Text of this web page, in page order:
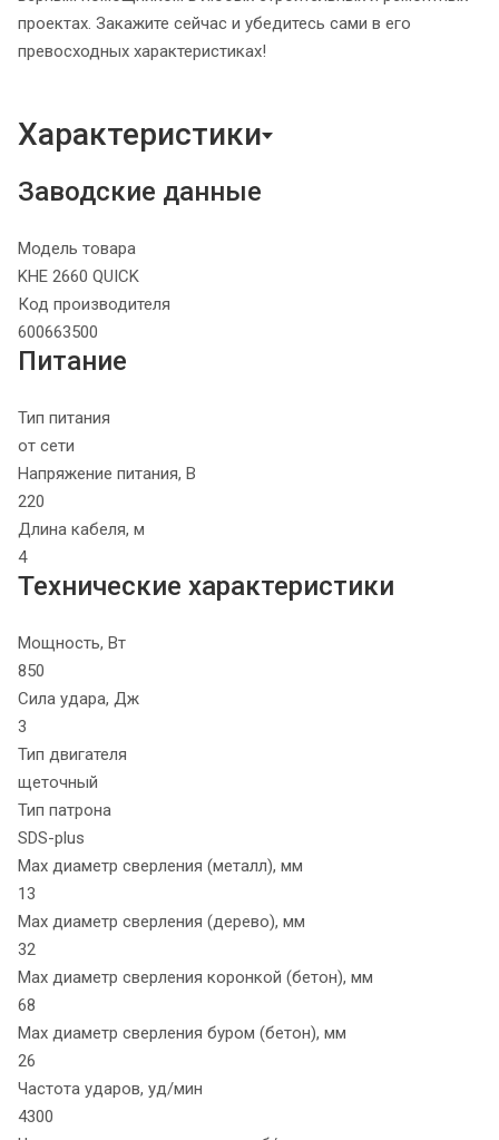
проектах. Закажите сейчас и убедитесь сами в его
превосходных характеристиках!
Характеристики
Заводские данные
Модель товара
KHE 2660 QUICK
Код производителя
600663500
Питание
Тип питания
от сети
Напряжение питания, В
220
Длина кабеля, м
4
Технические характеристики
Мощность, Вт
850
Сила удара, Дж
3
Тип двигателя
щеточный
Тип патрона
SDS-plus
Max диаметр сверления (металл), мм
13
Max диаметр сверления (дерево), мм
32
Max диаметр сверления коронкой (бетон), мм
68
Max диаметр сверления буром (бетон), мм
26
Частота ударов, уд/мин
4300